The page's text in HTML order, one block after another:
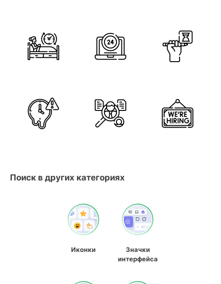
Поиск в других категориях
Иконки
Значки
интерфейса